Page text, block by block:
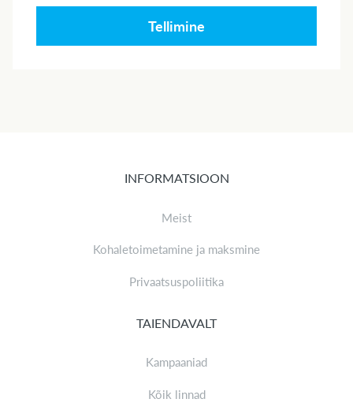
Tellimine
INFORMATSIOON
Meist
Kohaletoimetamine ja maksmine
Privaatsuspoliitika
TAIENDAVALT
Kampaaniad
Kõik linnad